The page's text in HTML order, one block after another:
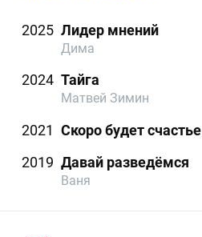
2025 Лидер мнений
Дима
2024 Тайга
Матвей Зимин
2021 Скоро будет счастье
2019 Давай разведёмся
Ваня